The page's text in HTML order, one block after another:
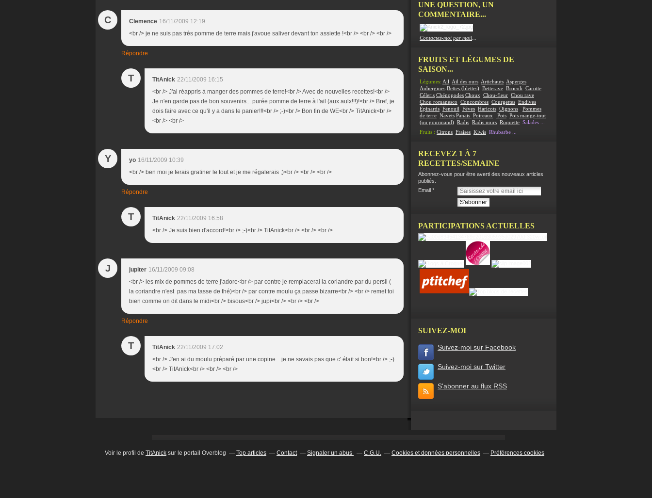
C Clemence 16/11/2009 12:19
<br /> je ne suis pas très pomme de terre mais j'avoue saliver devant ton assiette !<br /> <br /> <br />
Répondre
T TitAnick 22/11/2009 16:15
<br /> J'ai réappris à manger des pommes de terre!<br /> Avec de nouvelles recettes!<br />
Je n'en garde pas de bon souvenirs... purée pomme de terre à l'ail (aux aulx!!!)!<br /> Bref, je
dois faire avec ce qu'il y a dans le panier!!!<br /> ;-)<br /> Bon fin de WE<br /> TitAnick<br />
<br /> <br />
Y yo 16/11/2009 10:39
<br /> ben moi je ferais gratiner le tout et je me régalerais ;)<br /> <br /> <br />
Répondre
T TitAnick 22/11/2009 16:58
<br /> Je suis bien d'accord!<br /> ;-)<br /> TitAnick<br /> <br /> <br />
J jupiter 16/11/2009 09:08
<br /> les mix de pommes de terre j'adore<br /> par contre je remplacerai la coriandre par du persil (
la coriandre n'est pas ma tasse de thé)<br /> par contre moulu ça passe bizarre<br /> <br /> remet toi
bien comme on dit dans le midi<br /> bisous<br /> jupi<br /> <br /> <br />
Répondre
T TitAnick 22/11/2009 17:02
<br /> J'en ai du moulu préparé par une copine... je ne savais pas que c' était si bon!<br /> ;-)
<br /> TitAnick<br /> <br /> <br />
UNE QUESTION, UN
COMMENTAIRE...
Contactez-moi par mail
FRUITS ET LÉGUMES DE
SAISON...
Légumes: Ail Ail des ours Artichauts Asperges
Aubergines Bettes (blettes) Betterave Brocoli
Carotte
Céleris Chénopodes Choux Chou-fleur Chou rave
Chou romanesco
Concombres Courgettes Endives
Épinards Fenouil Fêves Haricots Oignons
Pommes
de terre Navets Panais Poireaux Pois Pois mange-tout
(ou gourmand) Radis Radis noirs Roquette Salades
Fruits : Citrons Fraises Kiwis Rhubarbe
RECEVEZ 1 À 7
RECETTES/SEMAINE
Abonnez-vous pour être averti des nouveaux articles
publiés.
Email
PARTICIPATIONS ACTUELLES
SUIVEZ-MOI
Suivez-moi sur Facebook
Suivez-moi sur Twitter
S'abonner au flux RSS
Voir le profil de TitAnick sur le portail Overblog Top articles Contact Signaler un abus C.G.U. Cookies et données personnelles Préférences cookies